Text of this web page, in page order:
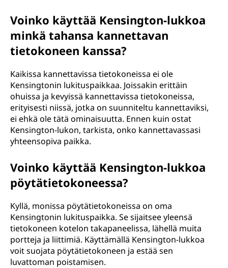
Voinko käyttää Kensington-lukkoa
minkä tahansa kannettavan
tietokoneen kanssa?
Kaikissa kannettavissa tietokoneissa ei ole
Kensingtonin lukituspaikkaa. Joissakin erittäin
ohuissa ja kevyissä kannettavissa tietokoneissa,
erityisesti niissä, jotka on suunniteltu kannettaviksi,
ei ehkä ole tätä ominaisuutta. Ennen kuin ostat
Kensington-lukon, tarkista, onko kannettavassasi
yhteensopiva paikka.
Voinko käyttää Kensington-lukkoa
pöytätietokoneessa?
Kyllä, monissa pöytätietokoneissa on oma
Kensingtonin lukituspaikka. Se sijaitsee yleensä
tietokoneen kotelon takapaneelissa, lähellä muita
portteja ja liittimiä. Käyttämällä Kensington-lukkoa
voit suojata pöytätietokoneen ja estää sen
luvattoman poistamisen.